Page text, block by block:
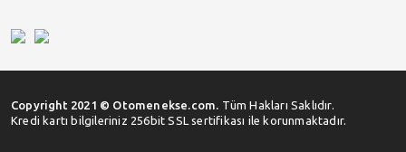
Copyright 2021 © Otomenekse.com. Tüm Hakları Saklıdır.
Kredi kartı bilgileriniz 256bit SSL sertifikası ile korunmaktadır.